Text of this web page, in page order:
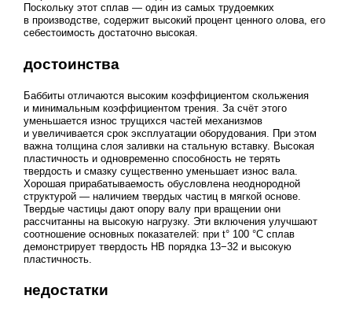
Поскольку этот сплав — один из самых трудоемких
в производстве, содержит высокий процент ценного олова, его
себестоимость достаточно высокая.
достоинства
Баббиты отличаются высоким коэффициентом скольжения
и минимальным коэффициентом трения. За счёт этого
уменьшается износ трущихся частей механизмов
и увеличивается срок эксплуатации оборудования. При этом
важна толщина слоя заливки на стальную вставку. Высокая
пластичность и одновременно способность не терять
твердость и смазку существенно уменьшает износ вала.
Хорошая прирабатываемость обусловлена неоднородной
структурой — наличием твердых частиц в мягкой основе.
Твердые частицы дают опору валу при вращении они
рассчитанны на высокую нагрузку. Эти включения улучшают
соотношение основных показателей: при t° 100 °C сплав
демонстрирует твердость НВ порядка 13−32 и высокую
пластичность.
недостатки